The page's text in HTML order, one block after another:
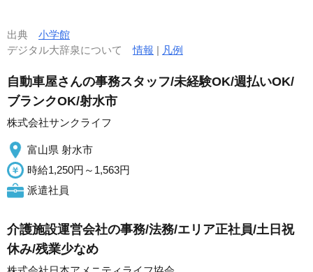
出典 小学館
デジタル大辞泉について情報 | 凡例
自動車屋さんの事務スタッフ/未経験OK/週払いOK/
ブランクOK/射水市
株式会社サンクライフ
富山県 射水市
時給1,250円～1,563円
派遣社員
介護施設運営会社の事務/法務/エリア正社員/土日祝
休み/残業少なめ